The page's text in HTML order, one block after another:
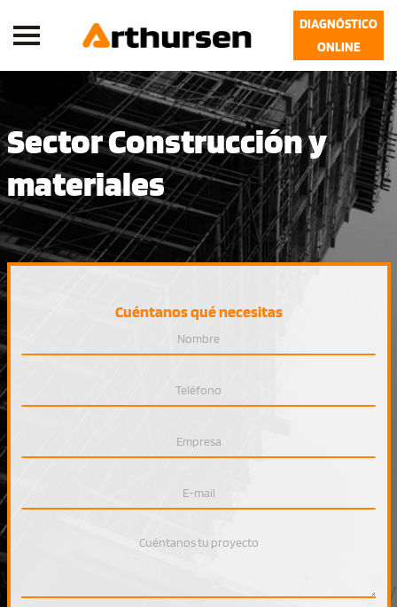
DIAGNÓSTICO
ONLINE
Sector Construcción y
materiales
Cuéntanos qué necesitas